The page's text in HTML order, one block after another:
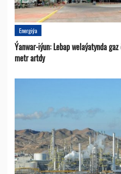
Energiýa
Ýanwar-iýun: Lebap welaýatynda
metr artdy